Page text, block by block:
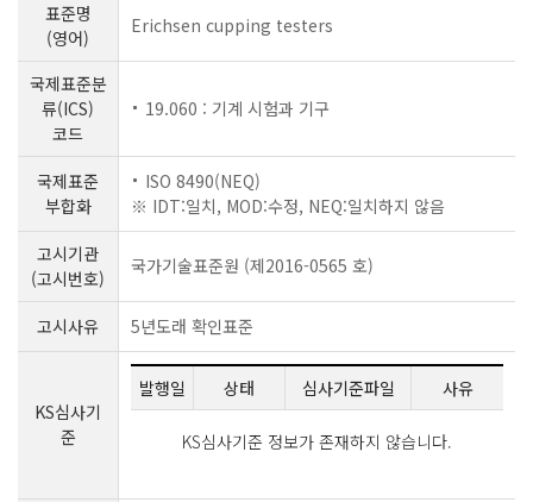
표준명
(영어)
Erichsen cupping testers
국제표준분
류(ICS)
코드
19.060 : 기계 시험과 기구
국제표준
부합화
ISO 8490(NEQ)
※ IDT:일치, MOD:수정, NEQ:일치하지 않음
고시기관
(고시번호)
국가기술표준원 (제2016-0565 호)
고시사유 5년도래 확인표준
KS심사기
준
발행일 상태 심사기준파일 사유
KS심사기준 정보가 존재하지 않습니다.